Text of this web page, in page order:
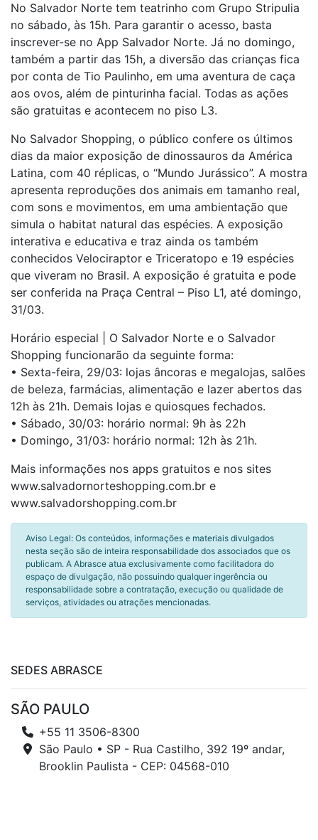
No Salvador Norte tem teatrinho com Grupo Stripulia
no sábado, às 15h. Para garantir o acesso, basta
inscrever-se no App Salvador Norte. Já no domingo,
também a partir das 15h, a diversão das crianças fica
por conta de Tio Paulinho, em uma aventura de caça
aos ovos, além de pinturinha facial. Todas as ações
são gratuitas e acontecem no piso L3.
No Salvador Shopping, o público confere os últimos
dias da maior exposição de dinossauros da América
Latina, com 40 réplicas, o “Mundo Jurássico”. A mostra
apresenta reproduções dos animais em tamanho real,
com sons e movimentos, em uma ambientação que
simula o habitat natural das espécies. A exposição
interativa e educativa e traz ainda os também
conhecidos Velociraptor e Triceratopo e 19 espécies
que viveram no Brasil. A exposição é gratuita e pode
ser conferida na Praça Central – Piso L1, até domingo,
31/03.
Horário especial | O Salvador Norte e o Salvador
Shopping funcionarão da seguinte forma:
• Sexta-feira, 29/03: lojas âncoras e megalojas, salões
de beleza, farmácias, alimentação e lazer abertos das
12h às 21h. Demais lojas e quiosques fechados.
• Sábado, 30/03: horário normal: 9h às 22h
• Domingo, 31/03: horário normal: 12h às 21h.
Mais informações nos apps gratuitos e nos sites
www.salvadornorteshopping.com.br e
www.salvadorshopping.com.br
Aviso Legal: Os conteúdos, informações e materiais divulgados
nesta seção são de inteira responsabilidade dos associados que os
publicam. A Abrasce atua exclusivamente como facilitadora do
espaço de divulgação, não possuindo qualquer ingerência ou
responsabilidade sobre a contratação, execução ou qualidade de
serviços, atividades ou atrações mencionadas.
SEDES ABRASCE
SÃO PAULO
+55 11 3506-8300
São Paulo • SP - Rua Castilho, 392 19º andar,
Brooklin Paulista - CEP: 04568-010